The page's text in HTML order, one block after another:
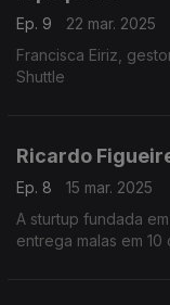
Ep. 9
22 mar. 2025
Francisca Eiriz,
Shuttle
Ricardo
Ep. 8
15 mar. 2025
A sturtup fundada
entrega malas em